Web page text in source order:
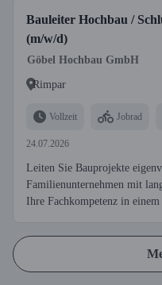
Bauleiter Hochbau /
(m/w/d)
Göbel Hochbau GmbH
Rimpar
Vollzeit Jobrad
24.07.2026
Leiten Sie Bauprojekte
Familienunternehmen mit
Ihre Fachkompetenz in einem